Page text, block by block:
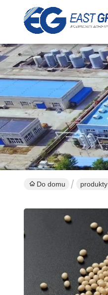
Do domu produkty